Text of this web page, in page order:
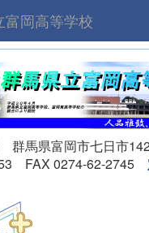
富岡高等学校
群馬県富岡市七日市
FAX 0274-62-2745